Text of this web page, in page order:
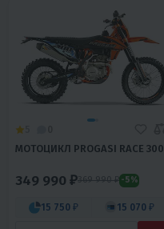
МОТОЦИКЛ PROGASI RACE 300
349 990 ₽369 990 ₽ -5%
15 750 ₽ 15 070 ₽